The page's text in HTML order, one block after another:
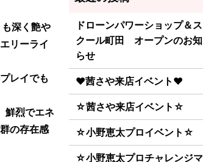
深く艶や
リーライ
レイでも
鮮烈でエネ
の存在感
ドローンパワーショップ＆ス
クール町田 オープンのお知
らせ
♥茜さや来店イベント♥
☆茜さや来店イベント☆
☆小野恵太プロイベント☆
☆小野恵太プロチャレンジマ